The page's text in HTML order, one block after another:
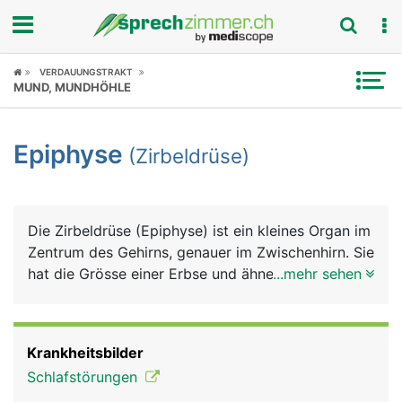
Fokus
Symptome
News
Rubriken
VERDAUUNGSTRAKT
MUND, MUNDHÖHLE
Epiphyse (Zirbeldrüse)
Die Zirbeldrüse (Epiphyse) ist ein kleines Organ im
Zentrum des Gehirns, genauer im Zwischenhirn. Sie
hat die Grösse einer Erbse und ähnelt einem
wird über den Lichteinfall auf die Netzhaut des
Auges gesteuert: Bei Dunkelheit läuft sie auf
...mehr sehen
Krankheitsbilder
Schlafstörungen